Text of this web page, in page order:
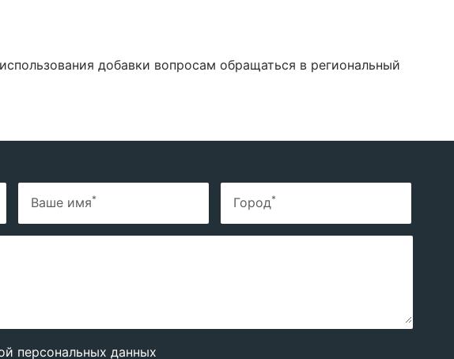
добавки вопросам обращаться в региональный
Ваше имя* Город*
персональных данных